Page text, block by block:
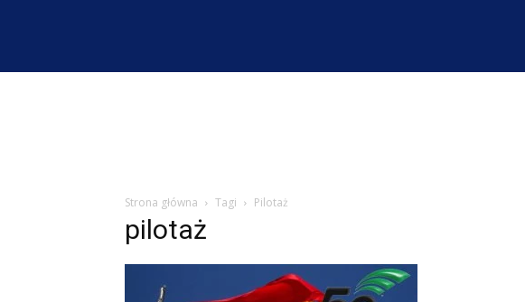
Strona główna Tagi Pilotaż
pilotaż